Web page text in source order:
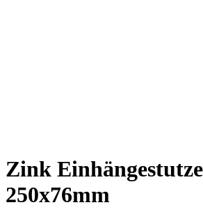
Zink
250x76mm